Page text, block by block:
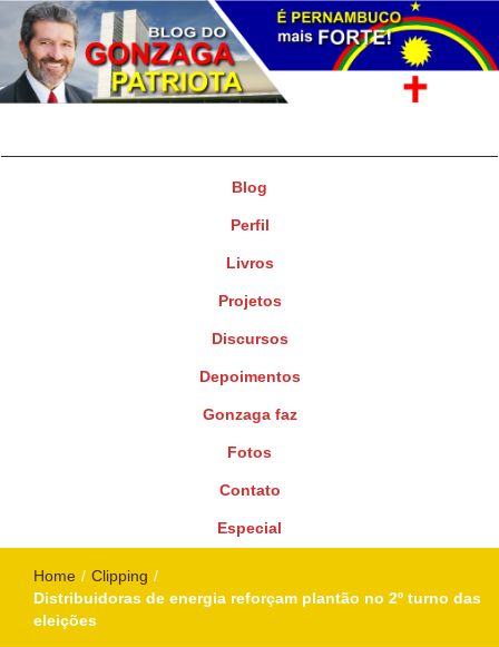
Blog
Perfil
Livros
Projetos
Discursos
Depoimentos
Gonzaga faz
Fotos
Contato
Especial
Home / Clipping /
Distribuidoras de energia reforçam plantão no 2º turno das
eleições